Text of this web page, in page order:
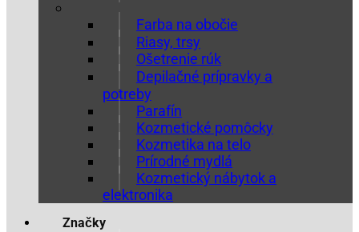
Farba na obočie
Riasy, trsy
Ošetrenie rúk
Depilačné prípravky a
potreby
Parafín
Kozmetické pomôcky
Kozmetika na telo
Prírodné mydlá
Kozmetický nábytok a
elektronika
Značky